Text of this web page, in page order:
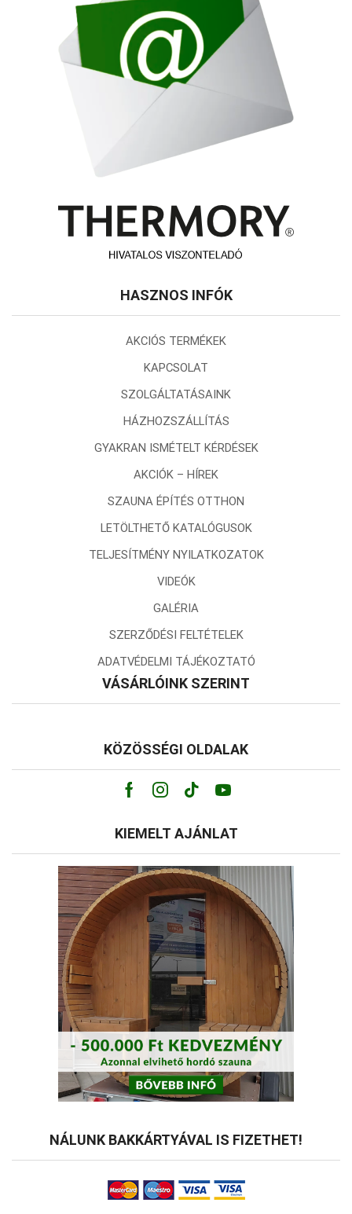
HASZNOS INFÓK
AKCIÓS TERMÉKEK
KAPCSOLAT
SZOLGÁLTATÁSAINK
HÁZHOZSZÁLLÍTÁS
GYAKRAN ISMÉTELT KÉRDÉSEK
AKCIÓK – HÍREK
SZAUNA ÉPÍTÉS OTTHON
LETÖLTHETŐ KATALÓGUSOK
TELJESÍTMÉNY NYILATKOZATOK
VIDEÓK
GALÉRIA
SZERZŐDÉSI FELTÉTELEK
ADATVÉDELMI TÁJÉKOZTATÓ
VÁSÁRLÓINK SZERINT
KÖZÖSSÉGI OLDALAK
Facebook
Instagram
Tik-
tok
Youtube
KIEMELT AJÁNLAT
NÁLUNK BAKKÁRTYÁVAL IS FIZETHET!